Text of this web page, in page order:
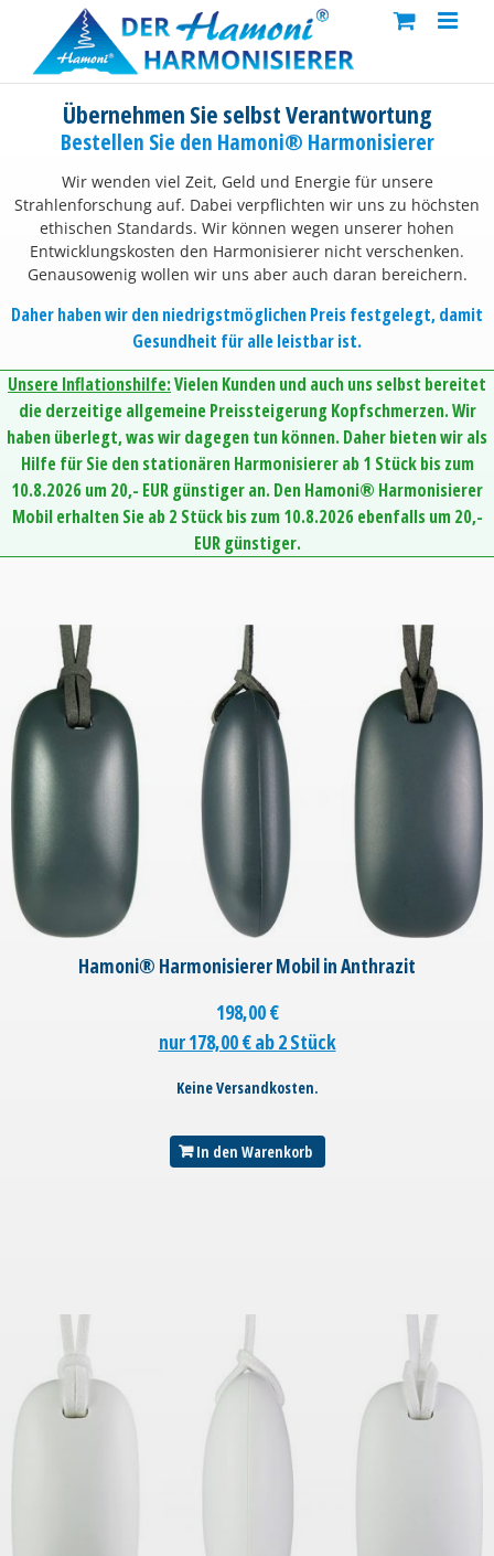
content
Übernehmen Sie selbst Verantwortung
Bestellen Sie den Hamoni® Harmonisierer
Wir wenden viel Zeit, Geld und Energie für unsere
Strahlenforschung auf. Dabei verpflichten wir uns zu höchsten
ethischen Standards. Wir können wegen unserer hohen
Entwicklungskosten den Harmonisierer nicht verschenken.
Genausowenig wollen wir uns aber auch daran bereichern.
Daher haben wir den niedrigstmöglichen Preis festgelegt, damit
Gesundheit für alle leistbar ist.
Unsere Inflationshilfe:Vielen Kunden und auch uns selbst bereitet
die derzeitige allgemeine Preissteigerung Kopfschmerzen. Wir
haben überlegt, was wir dagegen tun können. Daher bieten wir als
Hilfe für Sie den stationären Harmonisierer ab 1 Stück bis zum
10.8.2026 um 20,- EUR günstiger an. Den Hamoni® Harmonisierer
Mobil erhalten Sie ab 2 Stück bis zum 10.8.2026 ebenfalls um 20,-
EUR günstiger.
Hamoni® Harmonisierer Mobil in Anthrazit
198,00€
nur 178,00 € ab 2 Stück
Keine Versandkosten.
In den Warenkorb